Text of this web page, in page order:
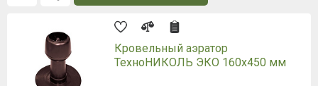
Кровельный аэратор
ТехноНИКОЛЬ ЭКО 160х450 мм